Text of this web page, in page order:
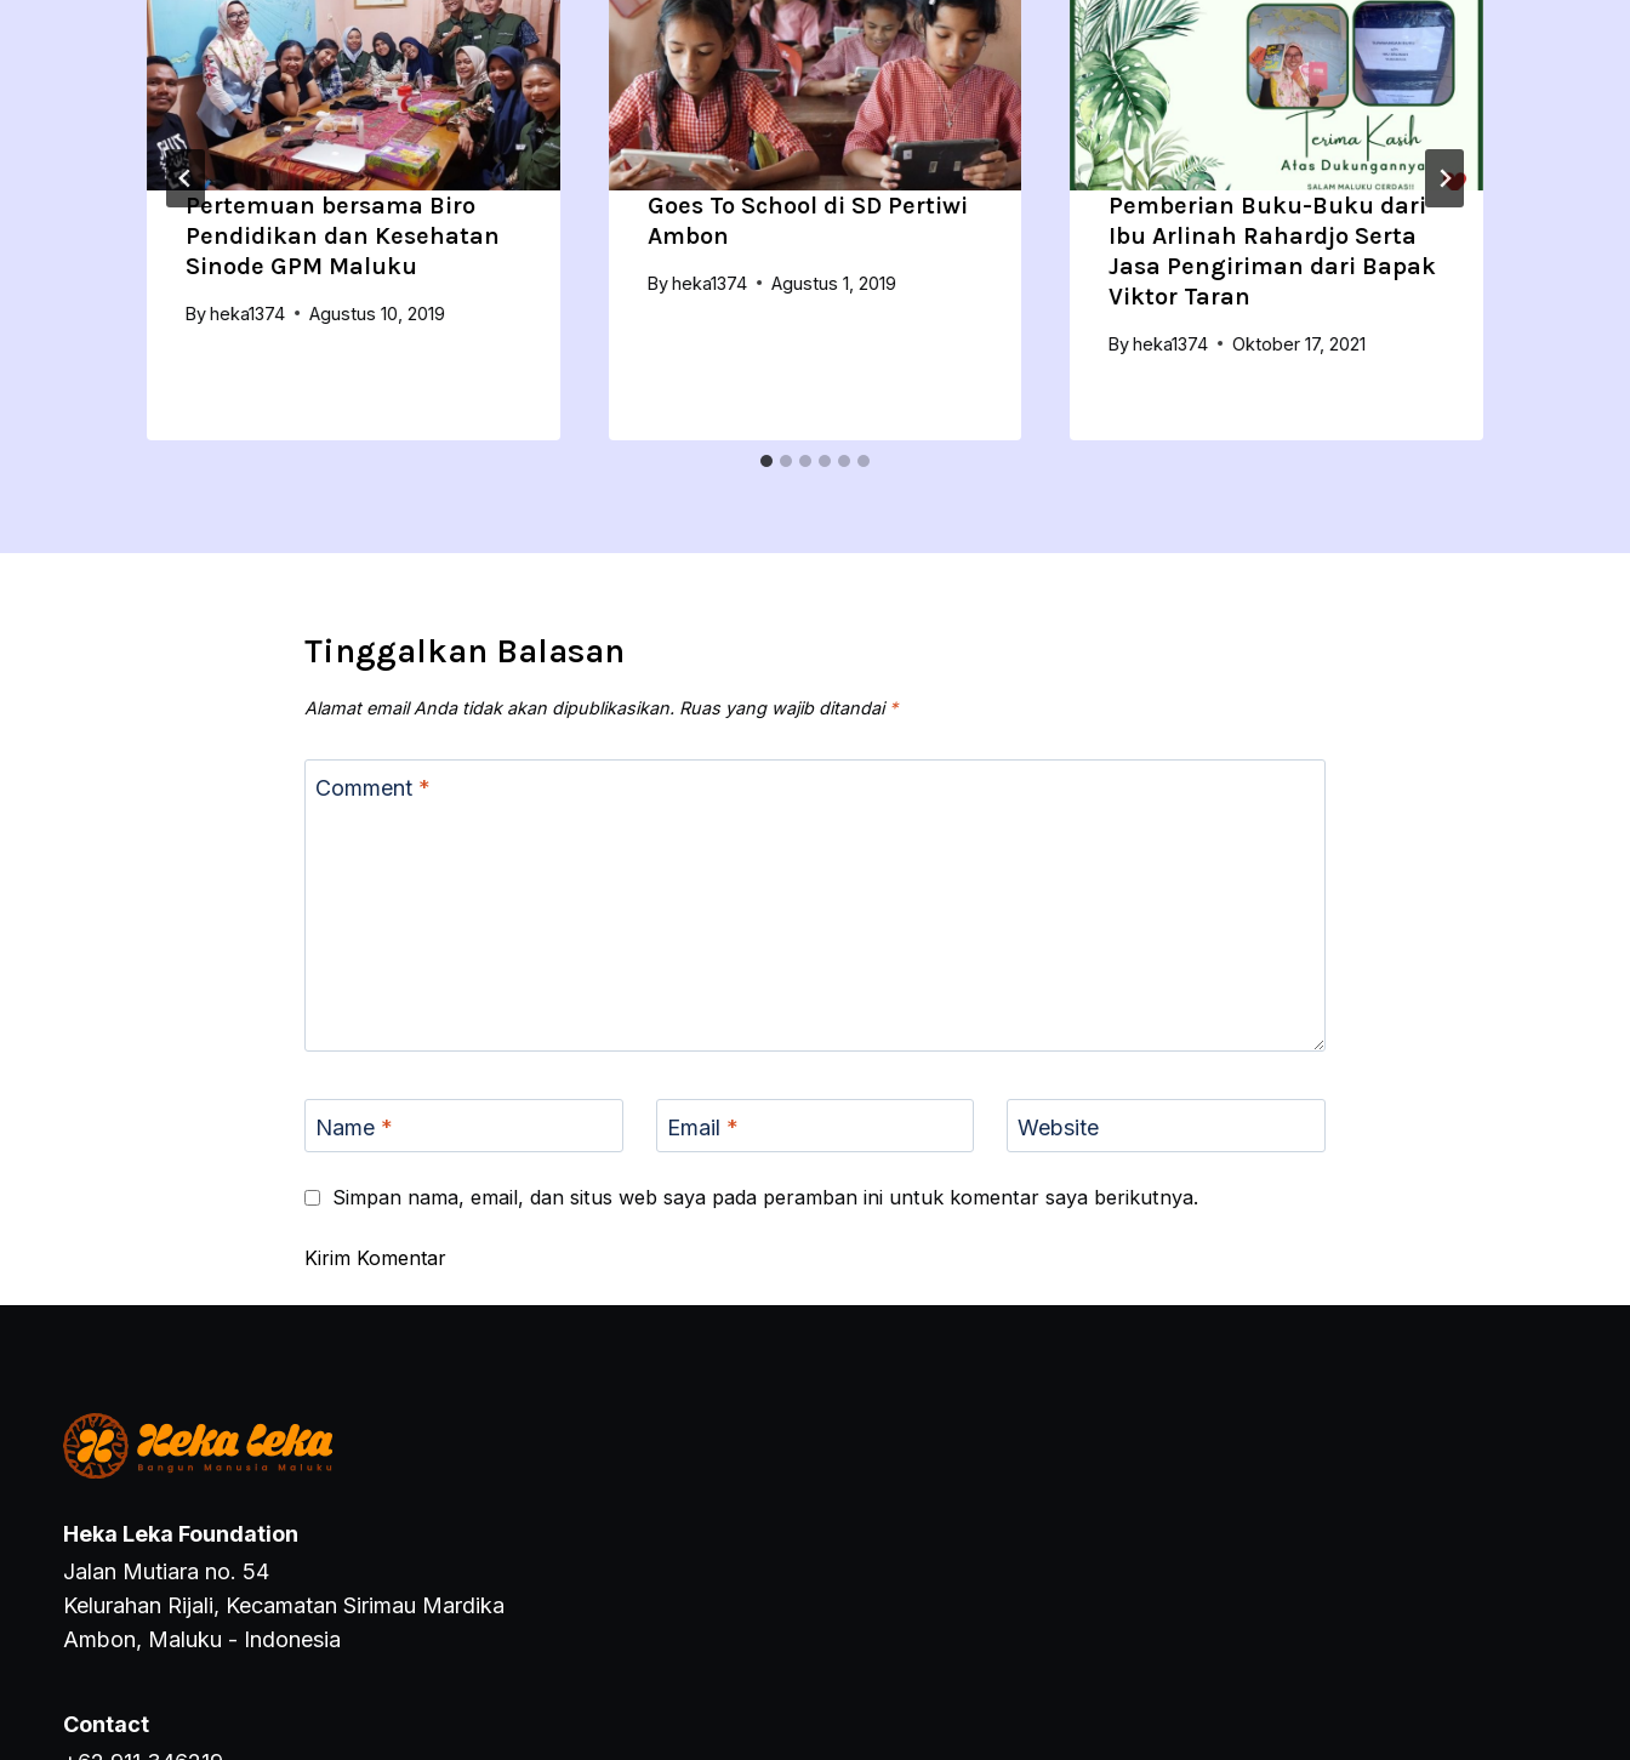
Pertemuan bersama Biro
Pendidikan dan Kesehatan
Sinode GPM Maluku
Byheka1374 Agustus 10, 2019
Goes To School di SD Pertiwi
Ambon
Byheka1374 Agustus 1, 2019
Pemberian Buku-Buku dari
Ibu Arlinah Rahardjo Serta
Jasa Pengiriman dari Bapak
Viktor Taran
By heka1374 Oktober 17, 2021
Tinggalkan Balasan
Alamat email Anda tidak akan dipublikasikan. Ruas yang wajib ditandai *
Comment *
Name * Email * Website
Simpan nama, email, dan situs web saya pada peramban ini untuk komentar saya berikutnya.
Heka Leka Foundation
Jalan Mutiara no. 54
Kelurahan Rijali, Kecamatan Sirimau Mardika
Ambon, Maluku - Indonesia
Contact